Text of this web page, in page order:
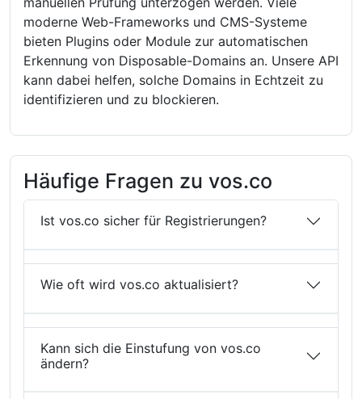
moderne Web-Frameworks und CMS-Systeme
bieten Plugins oder Module zur automatischen
Erkennung von Disposable-Domains an. Unsere API
kann dabei helfen, solche Domains in Echtzeit zu
identifizieren und zu blockieren.
Häufige Fragen zu vos.co
Ist vos.co sicher für Registrierungen?
Wie oft wird vos.co aktualisiert?
Kann sich die Einstufung von vos.co
ändern?